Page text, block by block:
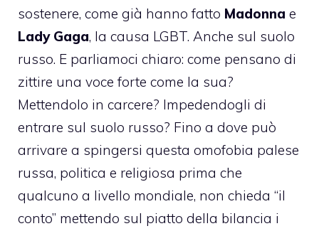
sostenere, come già hanno fatto Madonna e
Lady Gaga, la causa LGBT. Anche sul suolo
russo. E parliamoci chiaro: come pensano di
zittire una voce forte come la sua?
Mettendolo in carcere? Impedendogli di
entrare sul suolo russo? Fino a dove può
arrivare a spingersi questa omofobia palese
russa, politica e religiosa prima che
qualcuno a livello mondiale, non chieda “il
conto” mettendo sul piatto della bilancia i